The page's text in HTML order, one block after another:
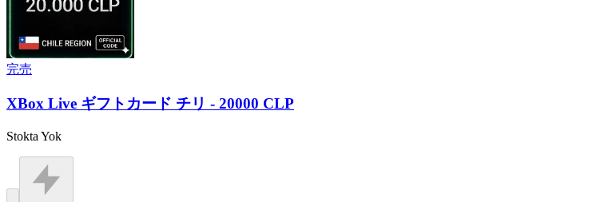
完売
XBox Live ギフトカード チリ - 20000 CLP
Stokta Yok